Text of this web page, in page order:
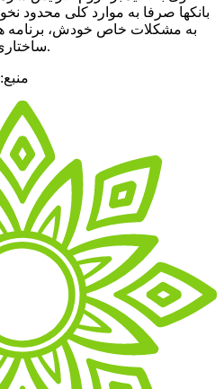
بانکها صرفا به موارد کلی محدود
به مشکلات خاص خودش، برنامه
ساختاری نظام بانکی انجام خواهیم داد.